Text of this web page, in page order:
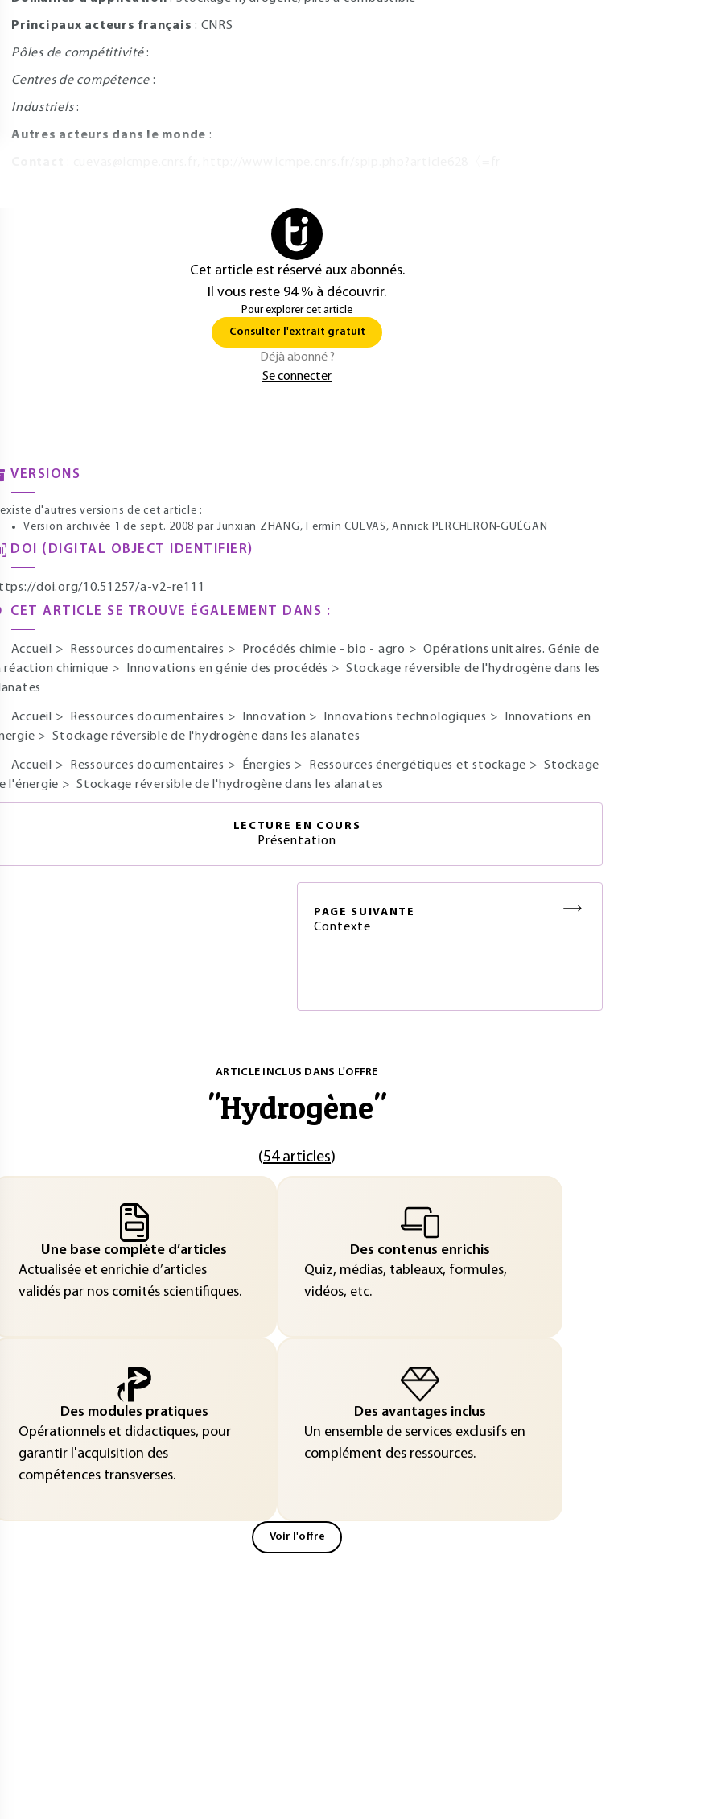
Principaux acteurs français : CNRS
Pôles de compétitivité:
Centres de compétence:
Industriels:
Autres acteurs dans le monde :
Cet article est réservé aux abonnés.
Il vous reste 94 % à découvrir.
Pour explorer cet article
Consulter l'extrait gratuit
Déjà abonné ?
Se connecter
VERSIONS
d'autres versions de cet article :
Version archivée 1 de sept. 2008 par Junxian ZHANG, Fermín CUEVAS, Annick PERCHERON-GUÉGAN
DOI (DIGITAL OBJECT IDENTIFIER)
doi.org/10.51257/a-v2-re111
CET ARTICLE SE TROUVE ÉGALEMENT DANS :
Accueil > Ressources documentaires > Procédés chimie - bio - agro > Opérations unitaires. Génie de
réaction chimique > Innovations en génie des procédés > Stockage réversible de l'hydrogène dans les
Accueil > Ressources documentaires > Innovation > Innovations technologiques >
Innovations en
>Stockage réversible de l'hydrogène dans les alanates
Accueil > Ressources documentaires > Énergies > Ressources énergétiques et stockage > Stockage
l'énergie > Stockage réversible de l'hydrogène dans les alanates
LECTURE EN COURS
Présentation
PAGE SUIVANTE
Contexte
ARTICLE INCLUS DANS L'OFFRE
"Hydrogène"
(54 articles)
Une base complète d’articles
Actualisée et enrichie d’articles
validés par nos comités scientifiques.
Des contenus enrichis
Quiz, médias, tableaux, formules,
vidéos, etc.
Des modules pratiques
Opérationnels et didactiques, pour
garantir l'acquisition des
compétences transverses.
Des avantages inclus
Un ensemble de services exclusifs en
complément des ressources.
Voir l'offre